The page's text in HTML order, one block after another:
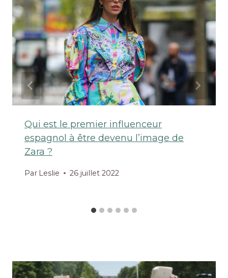
Qui est le premier influenceur
espagnol à être devenu l’image de
Zara ?
Par Leslie 26 juillet 2022